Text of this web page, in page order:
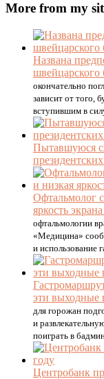
More from my
Названа
швейцарского
окончательно
зависит от того,
вступившим в
Пытавшуюся
Офтальмолог
яркость
офтальмологии
«Медицина»
и использование
эти выходные
для горожан
и
поиграть в
Центробанк